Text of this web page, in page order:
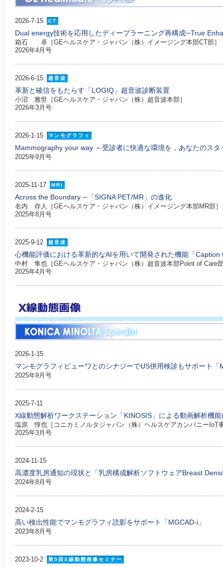
2026-7-15 CT
Dual energy技術を応用したディープラーニング再構成─True
箱石 卓［GEヘルスケア・ジャパン（株）イメージング本部CT部］
2026年4月号
2026-6-15 超音波
革新と確信をもたらす「LOGIQ」超音波診断装置
小沼 雅世［GEヘルスケア・ジャパン（株）超音波本部］
2026年3月号
2026-1-15 マンモグラフィ
Mammography your way ～受診者に快適な環境を，あなたのスタ
2025年9月号
2025-11-17 MRI
Across the Boundary ─「SIGNA PET/MR」の進化
名内 存人［GEヘルスケア・ジャパン（株）イメージング本部MR部］
2025年8月号
2025-9-12 超音波
心機能評価における革新的なAIを用いて開発された機能「
中村 隼也［GEヘルスケア・ジャパン（株）超音波本部Point of Care
2025年4月号
2026-1-15
マンモグラフィビューワとのシナジーでUS併用検診もサポート「
2025年9月号
2025-7-11
X線動態解析ワークステーション「KINOSIS」による動画解析機
塩原 惇也［コニカミノルタジャパン（株）ヘルスケアカンパニーIoT
2025年3月号
2024-11-15
高濃度乳房通知の現状と「乳房構成解析ソフトウェアBreast
2024年8月号
2024-2-15
高い検出性能でマンモグラフィ読影をサポート「MGCAD-i」
2023年8月号
2023-10-2 第5回X線動態画像セミナー